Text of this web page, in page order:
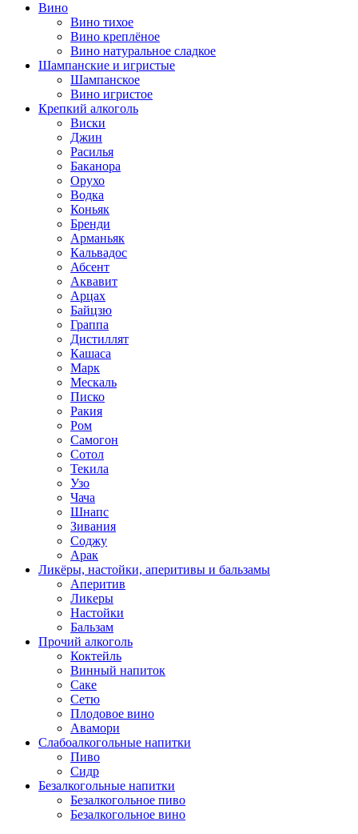
Вино
Вино тихое
Вино креплёное
Вино натуральное сладкое
Шампанские и игристые
Шампанское
Вино игристое
Крепкий алкоголь
Виски
Джин
Расилья
Баканора
Орухо
Водка
Коньяк
Бренди
Арманьяк
Кальвадос
Абсент
Аквавит
Арцах
Байцзю
Граппа
Дистиллят
Кашаса
Марк
Мескаль
Писко
Ракия
Ром
Самогон
Сотол
Текила
Узо
Чача
Шнапс
Зивания
Соджу
Арак
Ликёры, настойки, аперитивы и бальзамы
Аперитив
Ликеры
Настойки
Бальзам
Прочий алкоголь
Коктейль
Винный напиток
Саке
Сетю
Плодовое вино
Авамори
Слабоалкогольные напитки
Пиво
Сидр
Безалкогольные напитки
Безалкогольное пиво
Безалкогольное вино